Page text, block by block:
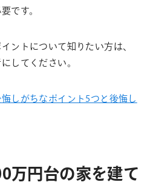
です。
ントについて知りたい方は、
してください。
しがちなポイント5つと後悔し
万円台の家を建て